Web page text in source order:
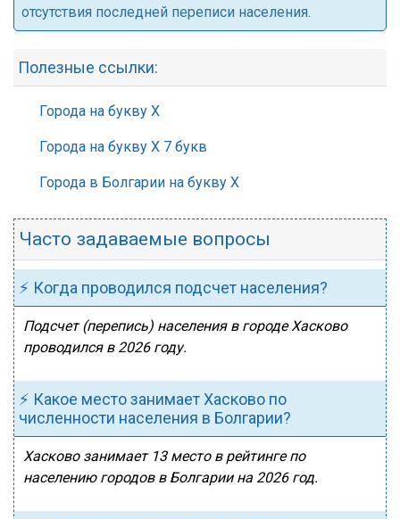
отсутствия последней переписи населения.
Полезные ссылки:
Города на букву Х
Города на букву Х 7 букв
Города в Болгарии на букву Х
Часто задаваемые вопросы
⚡ Когда проводился подсчет населения?
Подсчет (перепись) населения в городе Хасково
проводился в 2026 году.
⚡ Какое место занимает Хасково по
численности населения в Болгарии?
Хасково занимает 13 место в рейтинге по
населению городов в Болгарии на 2026 год.